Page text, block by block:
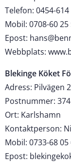
Telefon: 0454-614
Mobil: 0708-60 25
Epost:
Webbplats:
Blekinge Köket
Adress: Pilvägen 2
Postnummer:
Ort: Karlshamn
Kontaktperson:
Mobil: 0733-68 05
Epost: